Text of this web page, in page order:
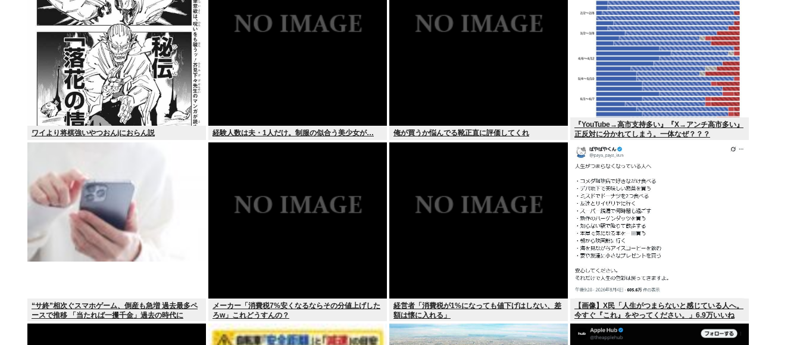
ワイより将棋強いやつおんjにおらん説 経験人数は夫・1人だけ。制服の似合う美少女が… 俺が買うか悩んでる靴正直に評価してくれ
『YouTube→高市支持多い』『X→アンチ高市多い』
正反対に分かれてしまう。一体なぜ？？？
“サ終”相次ぐスマホゲーム、倒産も急増 過去最多ペ
ースで推移 「当たれば一攫千金」過去の時代に
メーカー「消費税7%安くなるならその分値上げした
ろw」これどうすんの？
経営者「消費税が1%になっても値下げはしない、差
額は懐に入れる」
【画像】X民「人生がつまらないと感じている人へ。
今すぐ『これ』をやってください。」6.9万いいね